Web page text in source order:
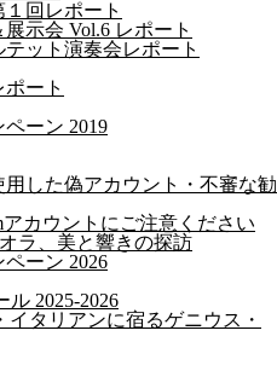
１回レポート
示会 Vol.6 レポート
ット演奏会レポート
ート
ーン 2019
用した偽アカウント・不審な勧
アカウントにご注意ください
ラ、美と響きの探訪
ーン 2026
2025-2026
タリアンに宿るゲニウス・